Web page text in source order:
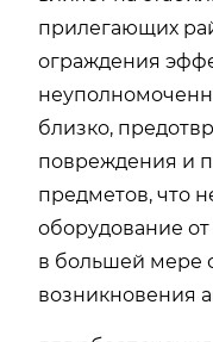
прилегающих
ограждения
близко,
повреждения и
предметов, что
оборудование
в большей мере
возникновения